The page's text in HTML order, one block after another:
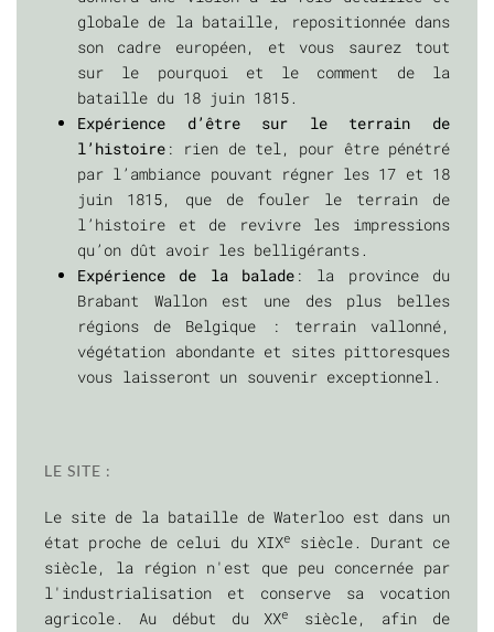
globale de la bataille, repositionnée dans
son cadre européen, et vous saurez tout
sur le pourquoi et le comment de la
bataille du 18 juin 1815.
Expérience d’être sur le terrain de
l’histoire : rien de tel, pour être pénétré
par l’ambiance pouvant régner les 17 et 18
juin 1815, que de fouler le terrain de
l’histoire et de revivre les impressions
qu’on dût avoir les belligérants.
Expérience de la balade : la province du
Brabant Wallon est une des plus belles
régions de Belgique : terrain vallonné,
végétation abondante et sites pittoresques
vous laisseront un souvenir exceptionnel.
LE SITE :
Le site de la bataille de Waterloo est dans un
état proche de celui du XIXe
siècle. Durant ce
siècle, la région n'est que peu concernée par
l'industrialisation et conserve sa vocation
agricole. Au début du XXe
siècle, afin de